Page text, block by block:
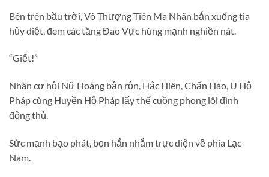
Bên trên bầu trời, Vô Thượng Tiên Ma Nhãn bắn xuống tia
hủy diệt, đem các tầng Đao Vực hùng mạnh nghiền nát.
“Giết!”
Nhân cơ hội Nữ Hoàng bận rộn, Hắc Hiên, Chấn Hào, U Hộ
Pháp cùng Huyền Hộ Pháp lấy thế cuồng phong lôi đình
động thủ.
Sức mạnh bạo phát, bọn hắn nhắm trực diện về phía Lạc
Nam.